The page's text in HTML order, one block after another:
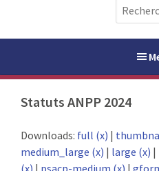
t
e
c
c
e
r
Statuts ANPP 2024
Downloads: full (x) |
medium_large (x) | large (x) |
(x) | psacp-medium (x) |